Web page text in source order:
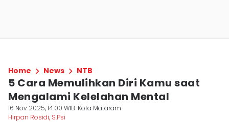
Home News NTB
5 Cara Memulihkan Diri Kamu saat
Mengalami Kelelahan Mental
16 Nov 2025, 14:00 WIB Kota Mataram
Hirpan Rosidi, S.Psi